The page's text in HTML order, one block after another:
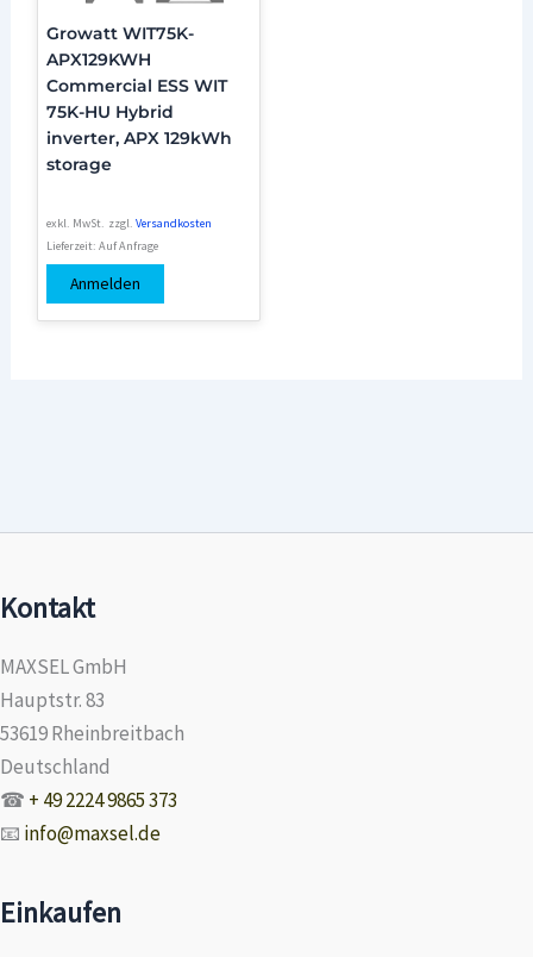
Growatt WIT75K-
APX129KWH
Commercial ESS WIT
75K-HU Hybrid
inverter, APX 129kWh
storage
exkl. MwSt. zzgl.Versandkosten
Lieferzeit:Auf Anfrage
Anmelden
Kontakt
MAXSEL GmbH
Hauptstr. 83
53619 Rheinbreitbach
Deutschland
☎ + 49 2224 9865 373
📧 info@maxsel.de
Einkaufen